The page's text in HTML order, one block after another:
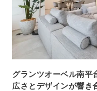
グランツオーベル南
広さとデザインが響き